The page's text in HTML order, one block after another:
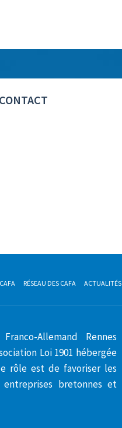
CONTACT
RÉSEAU DES CAFA ACTUALITÉS
Allemand Rennes
Loi 1901 hébergée
rôle est de favoriser les
bretonnes et